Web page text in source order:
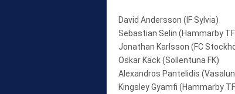
David Andersson (IF Sylvia)
Sebastian Selin (Hammarby
Jonathan Karlsson (FC
Oskar Käck (Sollentuna FK)
Alexandros Pantelidis
Kingsley Gyamfi (Hammarby